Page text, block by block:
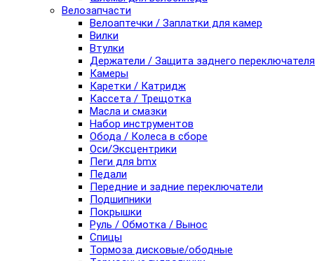
Велозапчасти
Велоаптечки / Заплатки для камер
Вилки
Втулки
Держатели / Защита заднего переключателя
Камеры
Каретки / Катридж
Кассета / Трещотка
Масла и смазки
Набор инструментов
Обода / Колеса в сборе
Оси/Эксцентрики
Пеги для bmx
Педали
Передние и задние переключатели
Подшипники
Покрышки
Руль / Обмотка / Вынос
Спицы
Тормоза дисковые/ободные